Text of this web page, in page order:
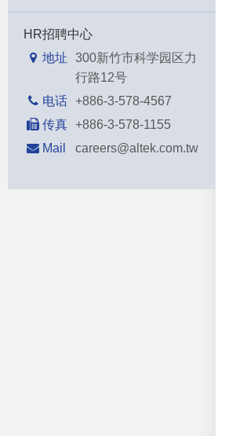
HR招聘中心
地址
300新竹市科学园区力
行路12号
电话 +886-3-578-4567
传真 +886-3-578-1155
Mail
careers@altek.com.tw